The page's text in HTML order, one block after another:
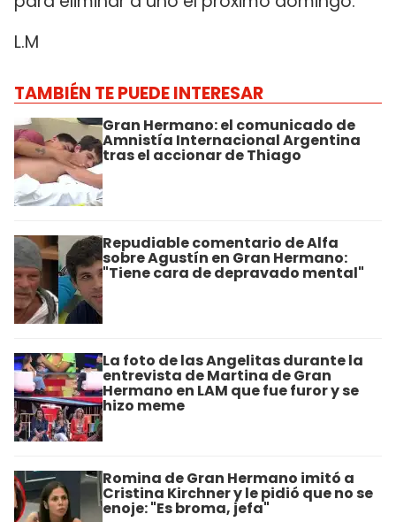
L.M
TAMBIÉN TE PUEDE INTERESAR
Gran Hermano: el comunicado de
Amnistía Internacional Argentina
tras el accionar de Thiago
Repudiable comentario de Alfa
sobre Agustín en Gran Hermano:
"Tiene cara de depravado mental"
La foto de las Angelitas durante la
entrevista de Martina de Gran
Hermano en LAM que fue furor y se
hizo meme
Romina de Gran Hermano imitó a
Cristina Kirchner y le pidió que no se
enoje: "Es broma, jefa"